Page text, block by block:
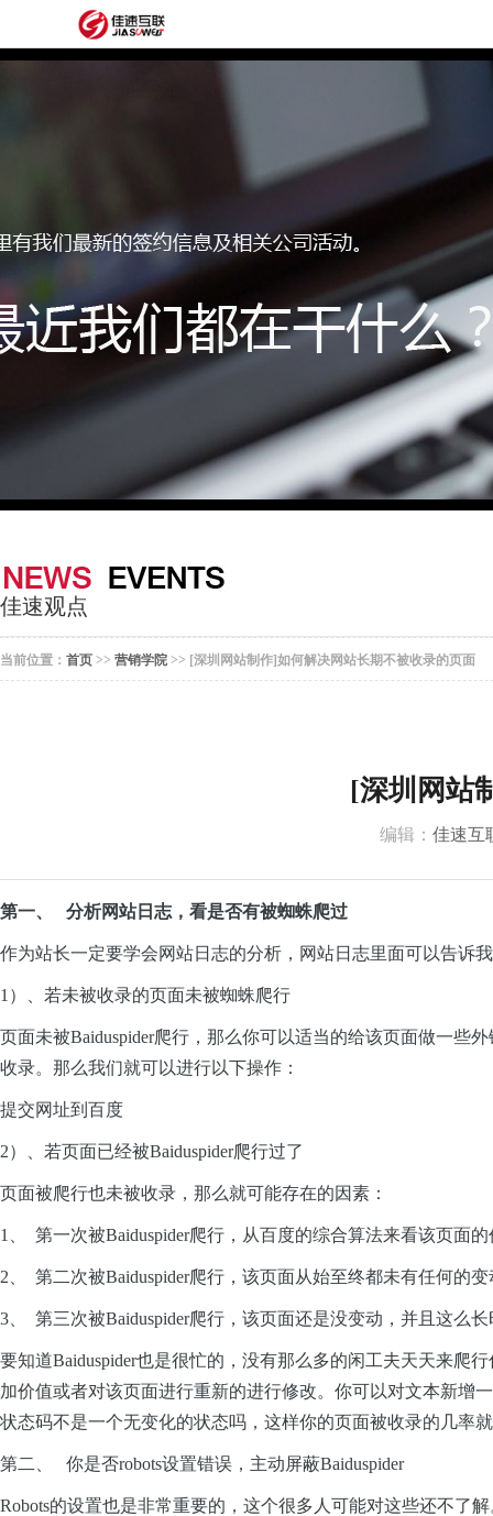
建
板
音
获
阿
里
经
我
系
们
佳速观点
当前位置： 首页 >> 营销学院 >> [深圳网站制作]如何解决网站长期不被收录的页面
[深圳网站
编辑： 佳速互
第一、 分析网站日志，看是否有被蜘蛛爬过
作为站长一定要学会网站日志的分析，网站日志里面可以告诉
1）、若未被收录的页面未被蜘蛛爬行
页面未被Baiduspider爬行，那么你可以适当的给该页面做一些
收录。那么我们就可以进行以下操作：
提交网址到 百度
2）、若页面已经被Baiduspider爬行过了
页面被爬行也未被收录，那么就可能存在的因素：
1、 第一次被Baiduspider爬行，从百度的综合算法来看该页面
2、 第二次被Baiduspider爬行，该页面从始至终都未有任何的
3、 第三次被Baiduspider爬行，该页面还是没变动，并且这么
要知道Baiduspider也是很忙的，没有那么多的闲工夫天天来爬
加价值或者对该页面进行重新的进行修改。你可以对文本新增
状态码不是一个无变化的状态吗，这样你的页面被收录的几率
第二、 你是否robots设置错误，主动屏蔽Baiduspider
Robots的设置也是非常重要的，这个很多人可能对这些还不了